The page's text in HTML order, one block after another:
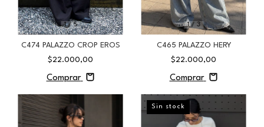
1/5
C474 PALAZZO CROP EROS
$22.000,00
Comprar
1/ 3
C465 PALAZZO HERY
$22.000,00
Comprar
Sin stock